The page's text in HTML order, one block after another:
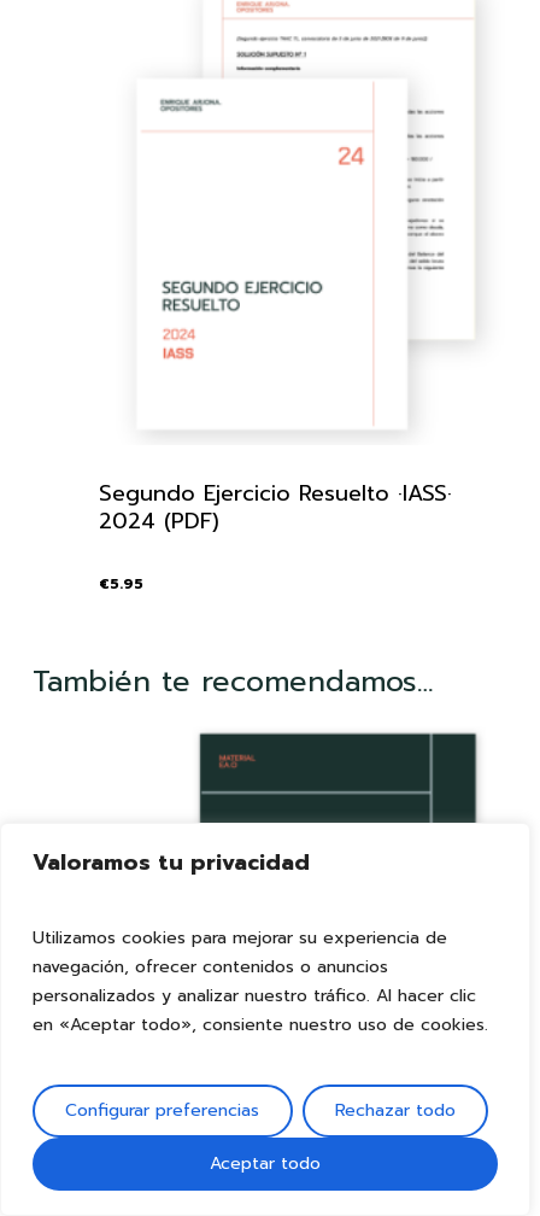
Valoramos tu privacidad
Utilizamos cookies para mejorar su experiencia de
navegación, ofrecer contenidos o anuncios
personalizados y analizar nuestro tráfico. Al hacer clic
en «Aceptar todo», consiente nuestro uso de cookies.
Configurar preferencias Rechazar todo
Aceptar todo
Segundo Ejercicio Resuelto ·IASS·
2024 (PDF)
€5.95
También te recomendamos…